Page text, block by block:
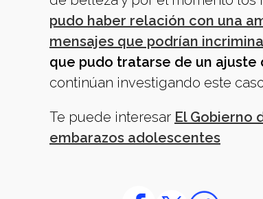
pudo haber relación con una
mensajes que podrían
que pudo tratarse de un
continúan investigando este
Te puede interesar El Gobierno
embarazos adolescentes